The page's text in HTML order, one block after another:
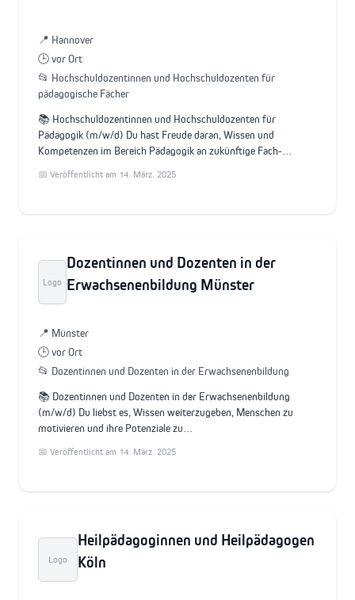
📍 Hannover
🕒 vor Ort
📂 Hochschuldozentinnen und Hochschuldozenten für
pädagogische Fächer
📚 Hochschuldozentinnen und Hochschuldozenten für
Pädagogik (m/w/d) Du hast Freude daran, Wissen und
Kompetenzen im Bereich Pädagogik an zukünftige Fach-…
📅 Veröffentlicht am 14. März. 2025
Logo
Dozentinnen und Dozenten in der
Erwachsenenbildung Münster
📍 Münster
🕒 vor Ort
📂 Dozentinnen und Dozenten in der Erwachsenenbildung
📚 Dozentinnen und Dozenten in der Erwachsenenbildung
(m/w/d) Du liebst es, Wissen weiterzugeben, Menschen zu
motivieren und ihre Potenziale zu…
📅 Veröffentlicht am 14. März. 2025
Logo
Heilpädagoginnen und Heilpädagogen
Köln